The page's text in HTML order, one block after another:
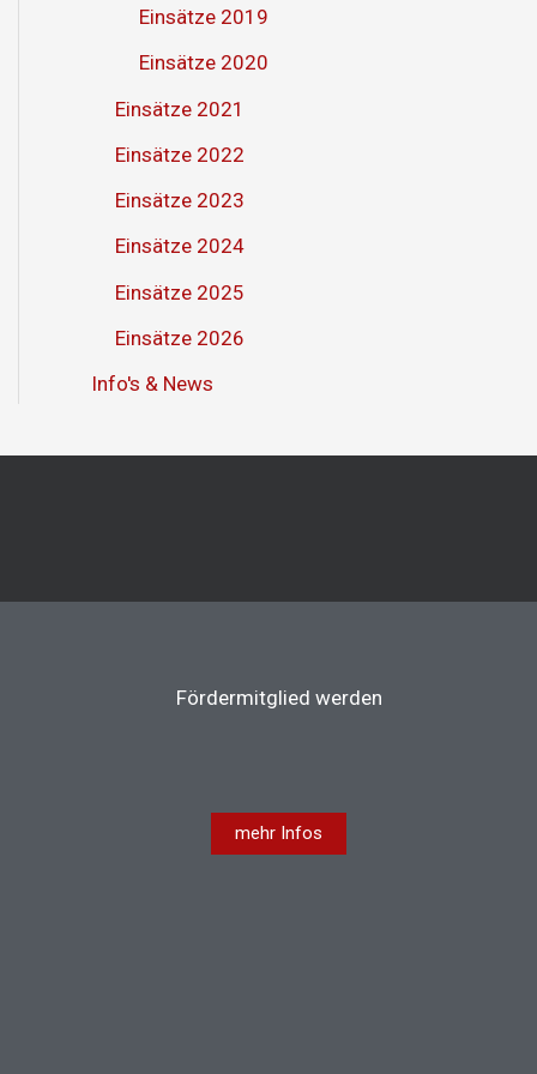
Einsätze 2019
Einsätze 2020
Einsätze 2021
Einsätze 2022
Einsätze 2023
Einsätze 2024
Einsätze 2025
Einsätze 2026
Info's & News
Fördermitglied werden
mehr Infos